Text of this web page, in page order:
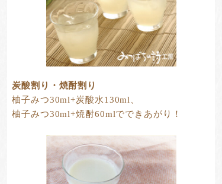
炭酸割り・焼酎割り
柚子みつ30ml+炭酸水130ml、
柚子みつ30ml+焼酎60mlでできあがり！